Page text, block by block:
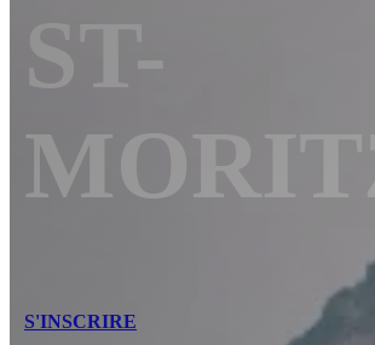
ST-
MORITZ
S'INSCRIRE